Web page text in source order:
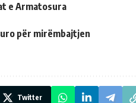
e Armatosura
për mirëmbajtjen
Twitter